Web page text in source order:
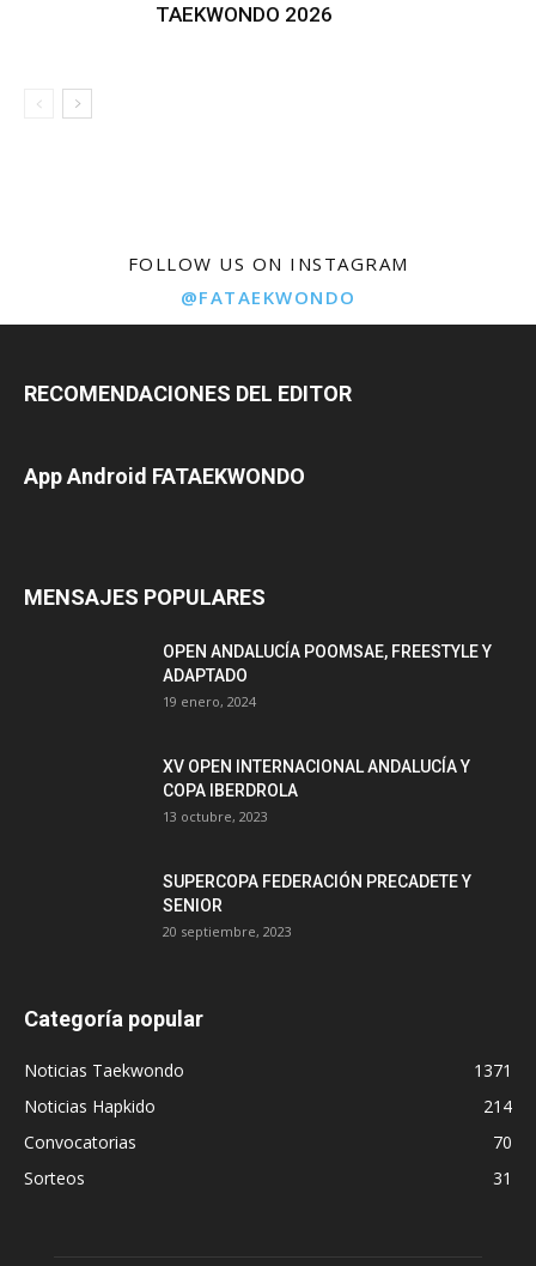
TAEKWONDO 2026
FOLLOW US ON INSTAGRAM
@FATAEKWONDO
RECOMENDACIONES DEL EDITOR
App Android FATAEKWONDO
MENSAJES POPULARES
OPEN ANDALUCÍA POOMSAE, FREESTYLE Y
ADAPTADO
19 enero, 2024
XV OPEN INTERNACIONAL ANDALUCÍA Y
COPA IBERDROLA
13 octubre, 2023
SUPERCOPA FEDERACIÓN PRECADETE Y
SENIOR
20 septiembre, 2023
Categoría popular
Noticias Taekwondo
1371
Noticias Hapkido
214
Convocatorias
70
Sorteos
31